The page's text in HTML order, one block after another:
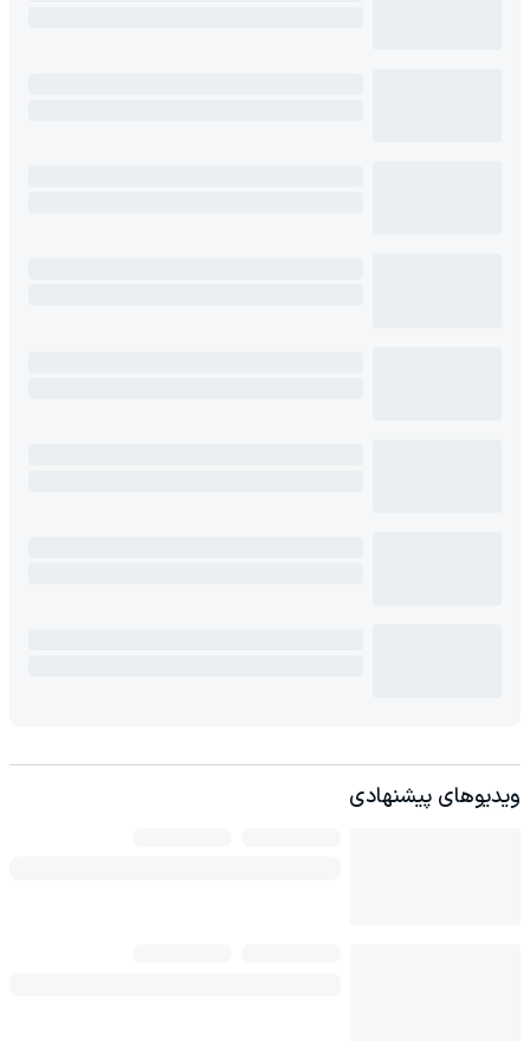
ویدیوهای پیشنهادی